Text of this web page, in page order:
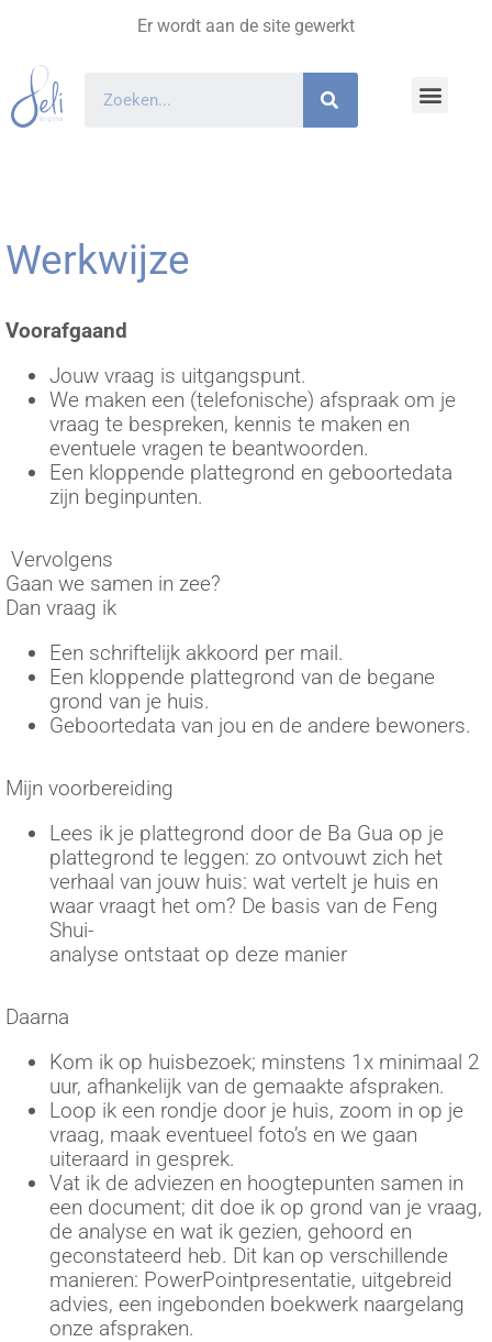
Er wordt aan de site gewerkt
Werkwijze
Voorafgaand
Jouw vraag is uitgangspunt.
We maken een (telefonische) afspraak om je
vraag te bespreken, kennis te maken en
eventuele vragen te beantwoorden.
Een kloppende plattegrond en geboortedata
zijn beginpunten.
Vervolgens
Gaan we samen in zee?
Dan vraag ik
Een schriftelijk akkoord per mail.
Een kloppende plattegrond van de begane
grond van je huis.
Geboortedata van jou en de andere bewoners.
Mijn voorbereiding
Lees ik je plattegrond door de Ba Gua op je
plattegrond te leggen: zo ontvouwt zich het
verhaal van jouw huis: wat vertelt je huis en
waar vraagt het om? De basis van de Feng
Shui-
analyse ontstaat op deze manier
Daarna
Kom ik op huisbezoek; minstens 1x minimaal 2
uur, afhankelijk van de gemaakte afspraken.
Loop ik een rondje door je huis, zoom in op je
vraag, maak eventueel foto’s en we gaan
uiteraard in gesprek.
Vat ik de adviezen en hoogtepunten samen in
een document; dit doe ik op grond van je vraag,
de analyse en wat ik gezien, gehoord en
geconstateerd heb. Dit kan op verschillende
manieren: PowerPointpresentatie, uitgebreid
advies, een ingebonden boekwerk naargelang
onze afspraken.